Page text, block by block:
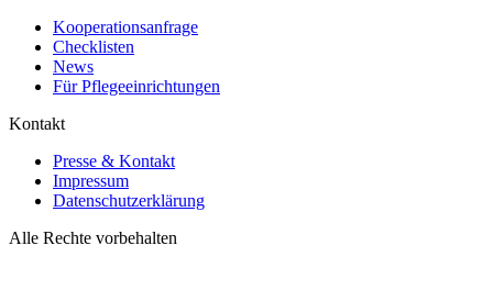
Kooperationsanfrage
Checklisten
News
Für Pflegeeinrichtungen
Kontakt
Presse & Kontakt
Impressum
Datenschutzerklärung
Alle Rechte vorbehalten